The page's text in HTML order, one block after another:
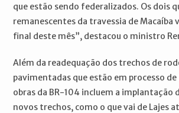
que estão sendo federalizados. Os dois
remanescentes da travessia de Macaíba
final deste mês”, destacou o ministro
Além da readequação dos trechos de
pavimentadas que estão em processo
obras da BR-104 incluem a implantação
novos trechos, como o que vai de Lajes